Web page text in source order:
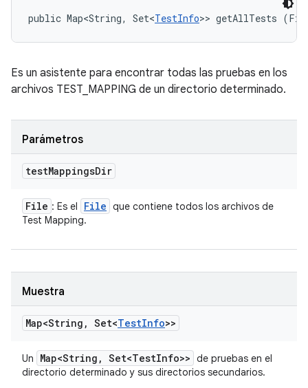
public Map<String, Set<TestInfo>> getAllTests
Es un asistente para encontrar todas las pruebas en los
archivos TEST_MAPPING de un directorio determinado.
Parámetros
testMappingsDir
File : Es el File que contiene todos los archivos de
Test Mapping.
Muestra
Map<String , Set<TestInfo>>
Un Map<String , Set<TestInfo>> de pruebas en el
directorio determinado y sus directorios secundarios.